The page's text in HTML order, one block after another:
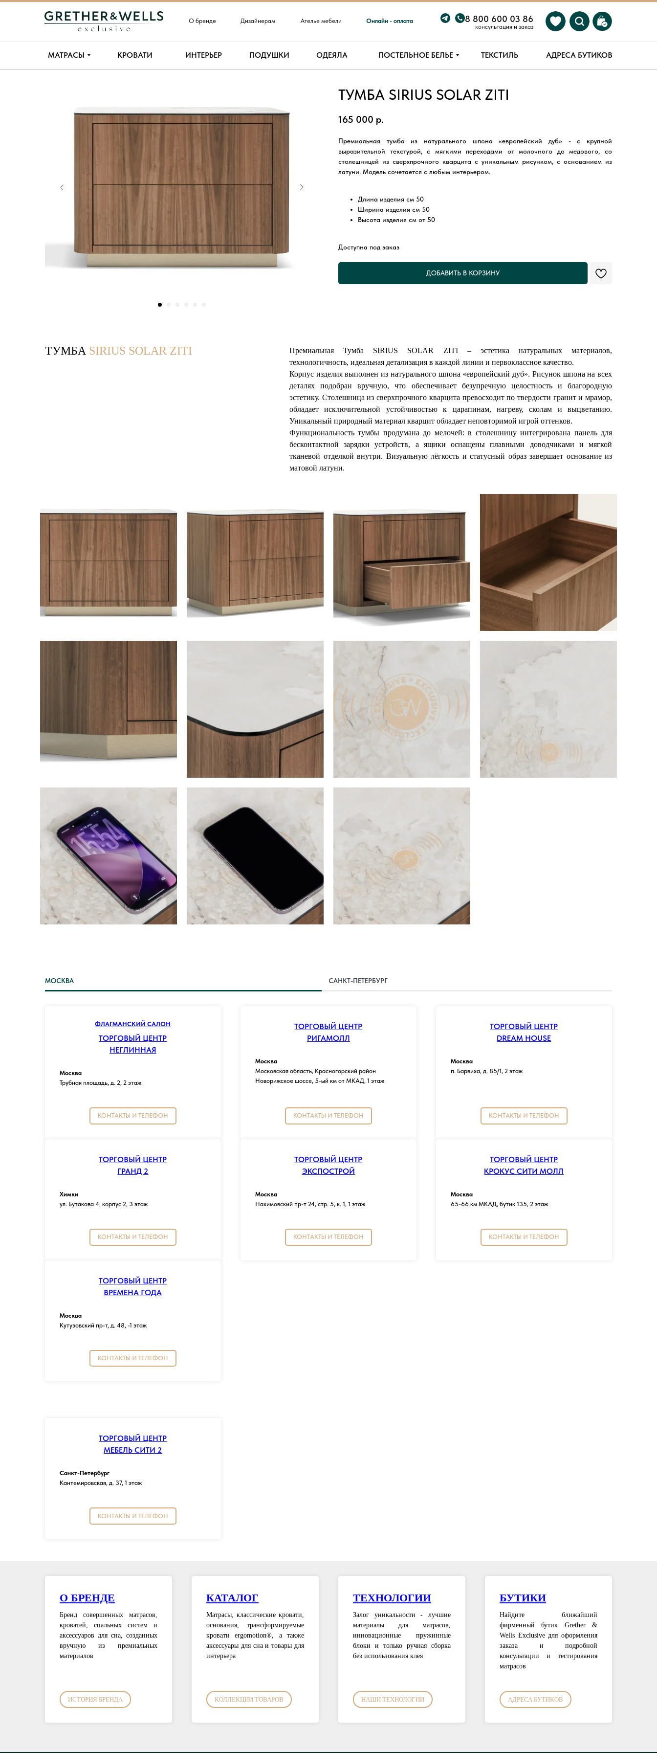
Онлайн - оплата
Ателье мебели
Дизайнерам
О бренде
консультация и заказ
8 800 600 03 86
МАТРАСЫ ПОДУШКИ ОДЕЯЛА ПОСТЕЛЬНОЕ БЕЛЬЕ
КРОВАТИ ИНТЕРЬЕР АДРЕСА БУТИКОВ
ТЕКСТИЛЬ
ТУМБА SIRIUS SOLAR ZITI
165 000 р.
Премиальная тумба из натурального шпона «европейский дуб» - с крупной
выразительной текстурой, с мягкими переходами от молочного до медового, со
столешницей из сверхпрочного кварцита с уникальным рисунком, с основанием из
латуни. Модель сочетается с любым интерьером.
Длина изделия см 50
Ширина изделия см 50
Высота изделия см от 50
Доступна под заказ
ДОБАВИТЬ В КОРЗИНУ
ТУМБА SIRIUS SOLAR ZITI
Премиальная Тумба SIRIUS SOLAR ZITI – эстетика натуральных материалов,
технологичность, идеальная детализация в каждой линии и первоклассное качество.
Корпус изделия выполнен из натурального шпона «европейский дуб». Рисунок шпона на всех
деталях подобран вручную, что обеспечивает безупречную целостность и благородную
эстетику. Столешница из сверхпрочного кварцита превосходит по твердости гранит и мрамор,
обладает исключительной устойчивостью к царапинам, нагреву, сколам и выцветанию.
Уникальный природный материал кварцит обладает неповторимой игрой оттенков.
Функциональность тумбы продумана до мелочей: в столешницу интегрирована панель для
бесконтактной зарядки устройств, а ящики оснащены плавными доводчиками и мягкой
тканевой отделкой внутри. Визуальную лёгкость и статусный образ завершает основание из
матовой латуни.
МОСКВА САНКТ-ПЕТЕРБУРГ
ФЛАГМАНСКИЙ САЛОН
ТОРГОВЫЙ ЦЕНТР
НЕГЛИННАЯ
Москва
Трубная площадь, д. 2, 2 этаж
КОНТАКТЫ И ТЕЛЕФОН
ТОРГОВЫЙ ЦЕНТР
РИГАМОЛЛ
Москва
Московская область, Красногорский район
Новорижское шоссе, 5-ый км от МКАД, 1 этаж
КОНТАКТЫ И ТЕЛЕФОН
ТОРГОВЫЙ ЦЕНТР
DREAM HOUSE
Москва
п. Барвиха, д. 85/1, 2 этаж
КОНТАКТЫ И ТЕЛЕФОН
ТОРГОВЫЙ ЦЕНТР
ГРАНД 2
Химки
ул. Бутакова 4, корпус 2, 3 этаж
КОНТАКТЫ И ТЕЛЕФОН
ТОРГОВЫЙ ЦЕНТР
ЭКСПОСТРОЙ
Москва
Нахимовский пр-т 24, стр. 5, к. 1, 1 этаж
КОНТАКТЫ И ТЕЛЕФОН
ТОРГОВЫЙ ЦЕНТР
КРОКУС СИТИ МОЛЛ
Москва
65-66 км МКАД, бутик 135, 2 этаж
КОНТАКТЫ И ТЕЛЕФОН
ТОРГОВЫЙ ЦЕНТР
ВРЕМЕНА ГОДА
Москва
Кутузовский пр-т, д. 48, -1 этаж
КОНТАКТЫ И ТЕЛЕФОН
ТОРГОВЫЙ ЦЕНТР
МЕБЕЛЬ СИТИ 2
Санкт-Петербург
Кантемировская, д. 37, 1 этаж
КОНТАКТЫ И ТЕЛЕФОН
О БРЕНДЕ
Бренд совершенных матрасов,
кроватей, спальных систем и
аксессуаров для сна, созданных
вручную из премиальных
материалов
ИСТОРИЯ БРЕНДА
КАТАЛОГ
Матрасы, классические кровати,
основания, трансформируемые
кровати ergomotion®, а также
аксессуары для сна и товары для
интерьера
КОЛЛЕКЦИИ ТОВАРОВ
ТЕХНОЛОГИИ
Залог уникальности - лучшие
материалы для матрасов,
инновационные пружинные
блоки и только ручная сборка
без использования клея
НАШИ ТЕХНОЛОГИИ
БУТИКИ
Найдите ближайший
фирменный бутик Grether &
Wells Exclusive для оформления
заказа и подробной
консультации и тестирования
матрасов
АДРЕСА БУТИКОВ